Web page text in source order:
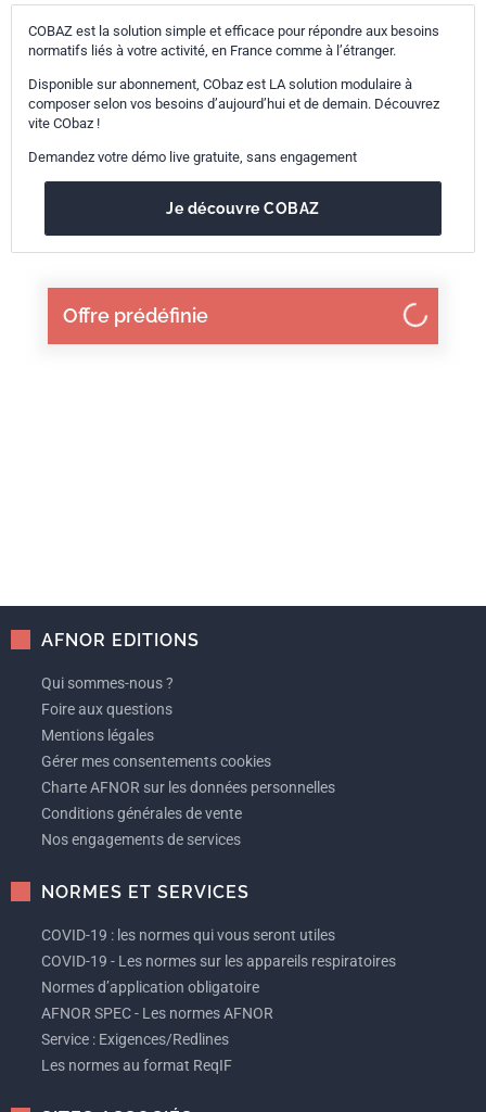
Offre prédéfinie
COBAZ est la solution simple et efficace pour répondre aux besoins
normatifs liés à votre activité, en France comme à l’étranger.
Disponible sur abonnement, CObaz est LA solution modulaire à
composer selon vos besoins d’aujourd’hui et de demain. Découvrez
vite CObaz !
Demandez votre démo live gratuite, sans engagement
Je découvre COBAZ
AFNOR EDITIONS
Qui sommes-nous ?
Foire aux questions
Mentions légales
Gérer mes consentements cookies
Charte AFNOR sur les données personnelles
Conditions générales de vente
Nos engagements de services
NORMES ET SERVICES
COVID-19 : les normes qui vous seront utiles
COVID-19 - Les normes sur les appareils respiratoires
Normes d’application obligatoire
AFNOR SPEC - Les normes AFNOR
Service : Exigences/Redlines
Les normes au format ReqIF